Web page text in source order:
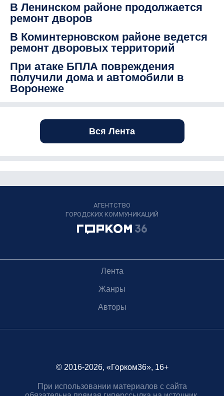
В Ленинском районе продолжается
ремонт дворов
В Коминтерновском районе ведется
ремонт дворовых территорий
При атаке БПЛА повреждения
получили дома и автомобили в
Воронеже
Вся Лента
АГЕНТСТВО
ГОРОДСКИХ КОММУНИКАЦИЙ
Лента
Жанры
Авторы
© 2016-2026, «Горком36», 16+
При использовании материалов с сайта